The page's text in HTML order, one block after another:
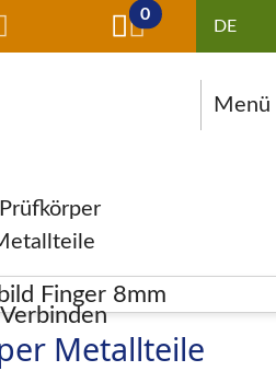
0
Menü
Prüfkörper
Metallteile